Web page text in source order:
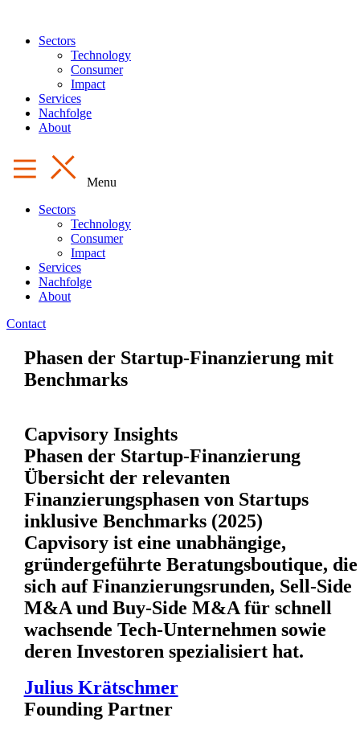
Sectors
Technology
Consumer
Impact
Services
Nachfolge
About
Menu
Sectors
Technology
Consumer
Impact
Services
Nachfolge
About
Contact
Phasen der Startup-Finanzierung mit
Benchmarks
Capvisory Insights
Phasen der Startup-Finanzierung
Übersicht der relevanten
Finanzierungsphasen von Startups
inklusive Benchmarks (2025)
Capvisory ist eine unabhängige,
gründergeführte Beratungsboutique, die
sich auf Finanzierungsrunden, Sell-Side
M&A und Buy-Side M&A für schnell
wachsende Tech-Unternehmen sowie
deren Investoren spezialisiert hat.
Julius Krätschmer
Founding Partner